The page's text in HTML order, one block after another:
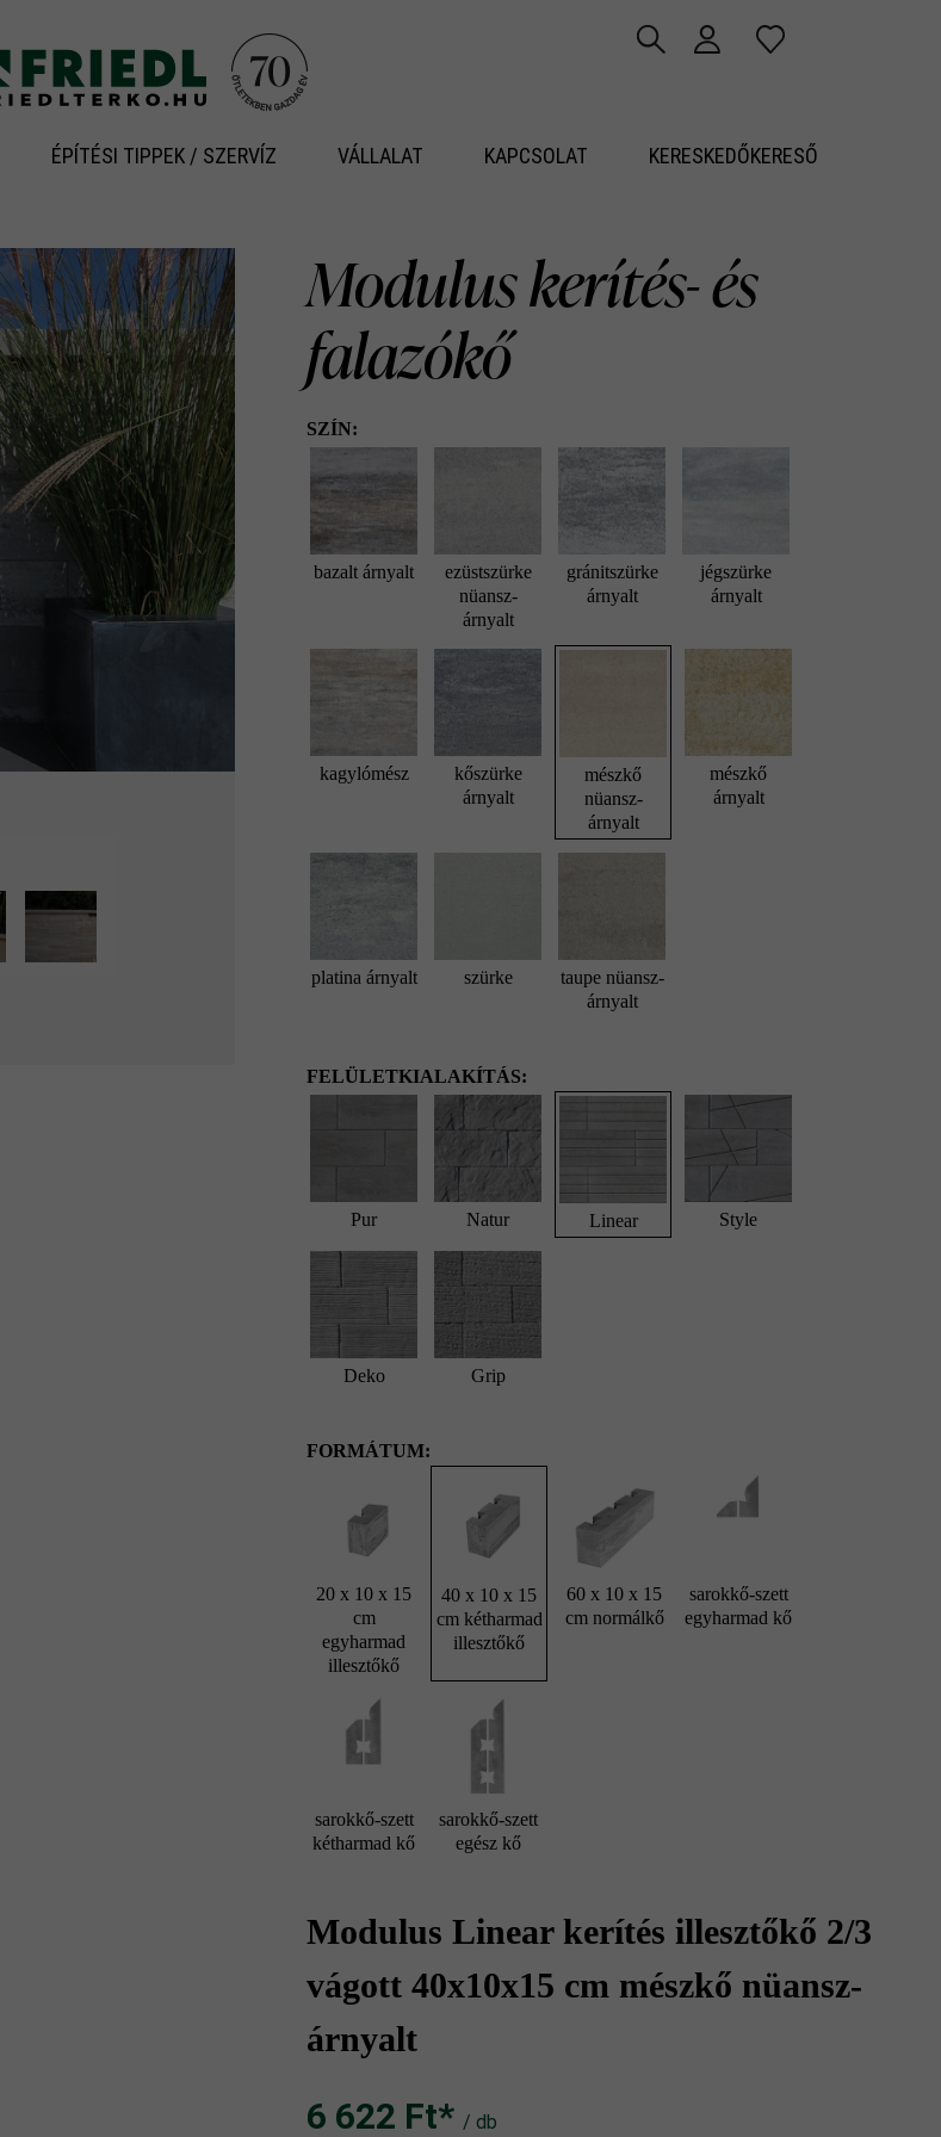
ÉPÍTÉSI TIPPEK / SZERVÍZ VÁLLALAT KAPCSOLAT KERESKEDŐKERESŐ
Modulus kerítés- és
falazókő
SZÍN:
bazalt árnyalt
ezüstszürke
nüansz-
árnyalt
gránitszürke
árnyalt
jégszürke
árnyalt
kagylómész
kőszürke
árnyalt
mészkő
nüansz-
árnyalt
mészkő
árnyalt
platina árnyalt szürke
taupe nüansz-
árnyalt
FELÜLETKIALAKÍTÁS:
Pur Natur Linear Style
Deko Grip
FORMÁTUM:
20 x 10 x 15
cm
egyharmad
illesztőkő
40 x 10 x 15
cm kétharmad
illesztőkő
60 x 10 x 15
cm normálkő
sarokkő-szett
egyharmad kő
sarokkő-szett
kétharmad kő
sarokkő-szett
egész kő
Modulus Linear kerítés illesztőkő 2/3
vágott 40x10x15 cm mészkő nüansz-
árnyalt
6 622 Ft‎‎‎*/ db